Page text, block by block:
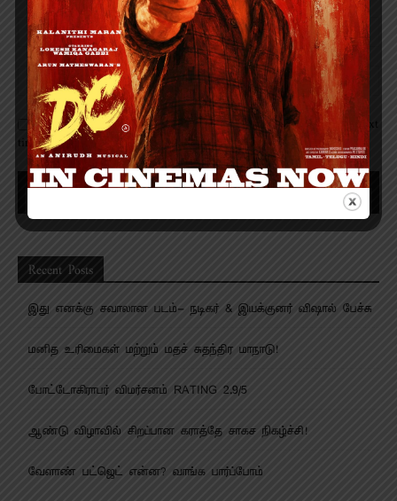
Save my name, email, and website in this browser for the next
time I comment.
Recent Posts
இது எனக்கு சவாலான படம்- நடிகர் & இயக்குனர் விஷால் பேச்சு
மனித உரிமைகள் மற்றும் மதச் சுதந்திர மாநாடு!
போட்டோகிராபர் விமர்சனம் RATING 2.9/5
ஆண்டு விழாவில் சிறப்பான கராத்தே சாகச நிகழ்ச்சி!
வேளாண் பட்ஜெட் என்ன? வாங்க பார்ப்போம்